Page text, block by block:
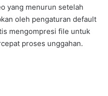
yang menurun setelah
oleh pengaturan default
mengompresi file untuk
proses unggahan.